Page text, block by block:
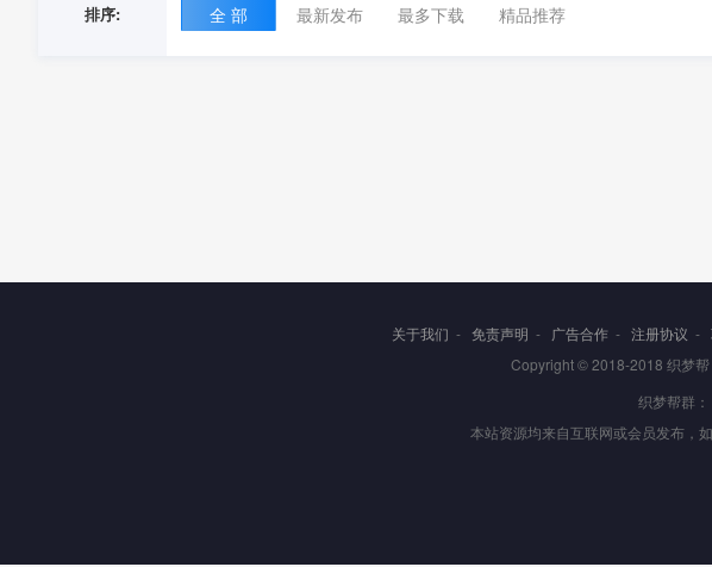
排序: 全 部 最新发布 最多下载 精品推荐
关于我们 - 免责声明 - 广告合作 - 注册协议 -
Copyright © 2018-2018 织梦
织梦帮群
本站资源均来自互联网或会员发布，